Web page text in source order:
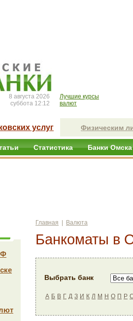
8 августа 2026
суббота 12:12
Лучшие курсы
валют
услуг Физическим
Статистика Банки Омска
Главная Валюта
Банкоматы в
Выбрать банк
А Б В Г Д З И К Л М Н О П Р